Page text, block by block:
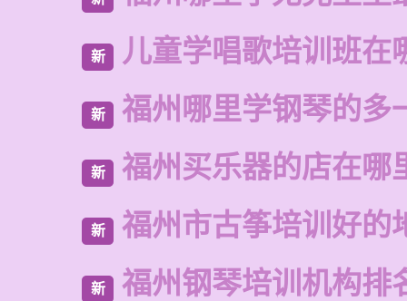
新 儿童学唱歌培训班在
新 福州哪里学钢琴的多
新 福州买乐器的店在哪
新 福州市古筝培训好的
新 福州钢琴培训机构排